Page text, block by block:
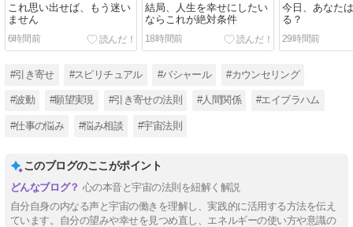
これ思い出せば、もう迷い
ません
6時間前
結局、人生を幸せにしたい
ならこれが絶対条件
18時間前
今日、あなた
る？
29時間前
#引き寄せ #スピリチュアル #バシャール #カウンセリング
#波動 #願望実現 #引き寄せの法則 #人間関係 #エイブラハム
#仕事の悩み #悩み相談 #宇宙法則
このブログのここがポイント
心の本音と宇宙の法則を紐解く解説
自分自身の内なる声と宇宙の働きを理解し、実践的に活用する方法を伝え
ています。自分の望みや幸せを見つめ直し、エネルギーの使い方や意識の